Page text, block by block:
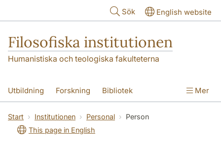
Sök English website
Filosofiska institutionen
Humanistiska och teologiska fakulteterna
Utbildning Forskning Bibliotek
Personal Kontakt Institutionen
Mer
Start Institutionen Personal
Person
This page in English